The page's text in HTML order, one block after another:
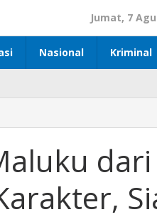
Jumat, 7
Nasional Kriminal